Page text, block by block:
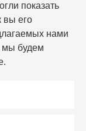
показать
вы его
нами
мы будем
19:00